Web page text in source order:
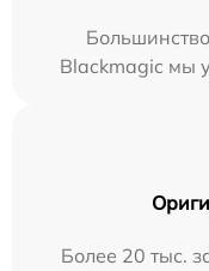
Blackmagic мы
Более 20 тыс.